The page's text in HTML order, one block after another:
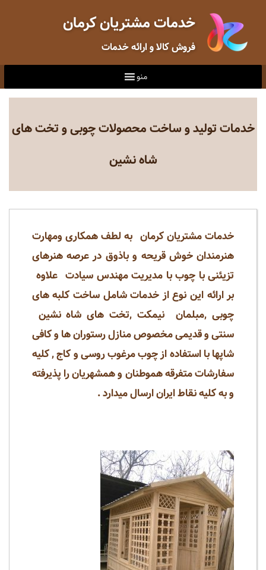
خدمات مشتریان کرمان
فروش کالا و ارائه خدمات
منو
خدمات تولید و ساخت محصولات چوبی و تخت های
شاه نشین
خدمات مشتریان کرمان به لطف همکاری ومهارت
هنرمندان خوش قریحه و باذوق در عرصه هنرهای
تزیئنی با چوب با مدیریت مهندس سیادت علاوه
بر ارائه این نوع از خدمات شامل ساخت کلبه های
چوبی ,مبلمان نیمکت ,تخت های شاه نشین
سنتی و قدیمی مخصوص منازل رستوران ها و کافی
شاپها با استفاده از چوب مرغوب روسی و کاج , کلیه
سفارشات متفرقه هموطنان و همشهریان را پذیرفته
و به کلیه نقاط ایران ارسال میدارد .